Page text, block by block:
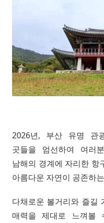
2026년, 부산 유명 관
곳들을 엄선하여 여러
남해의 경계에 자리한 항
아름다운 자연이 공존하
다채로운 볼거리와 즐길
매력을 제대로 느껴볼